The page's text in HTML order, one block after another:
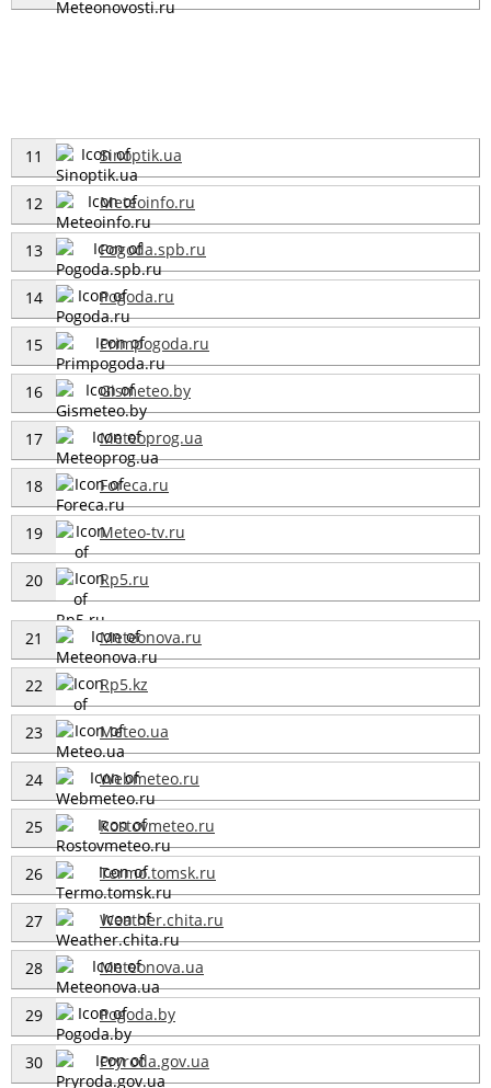
11 Sinoptik.ua
12 Meteoinfo.ru
13 Pogoda.spb.ru
14 Pogoda.ru
15 Primpogoda.ru
16 Gismeteo.by
17 Meteoprog.ua
18 Foreca.ru
19 Meteo-tv.ru
20 Rp5.ru
21 Meteonova.ru
22 Rp5.kz
23 Meteo.ua
24 Webmeteo.ru
25 Rostovmeteo.ru
26 Termo.tomsk.ru
27 Weather.chita.ru
28 Meteonova.ua
29 Pogoda.by
30 Pryroda.gov.ua